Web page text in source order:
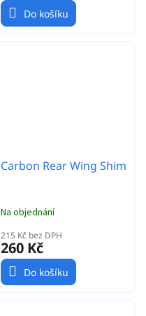
Do košíku
Carbon Rear Wing Shim
Na objednání
215 Kč bez DPH
260 Kč
Do košíku